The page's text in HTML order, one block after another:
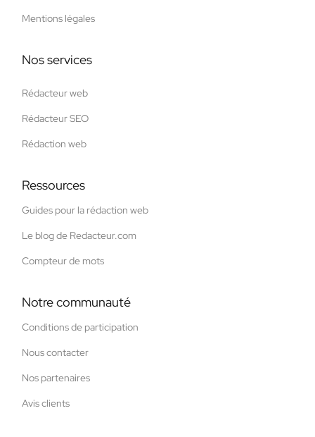
Mentions légales
Nos services
Rédacteur web
Rédacteur SEO
Rédaction web
Ressources
Guides pour la rédaction web
Le blog de Redacteur.com
Compteur de mots
Notre communauté
Conditions de participation
Nous contacter
Nos partenaires
Avis clients